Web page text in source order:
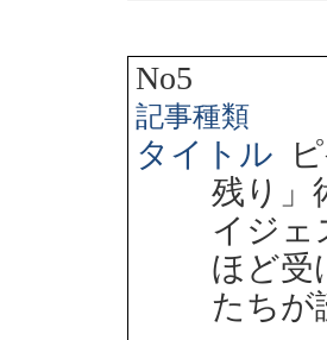
No5
記事種類
タイトル
残り
イジェ
ほど受
たちが